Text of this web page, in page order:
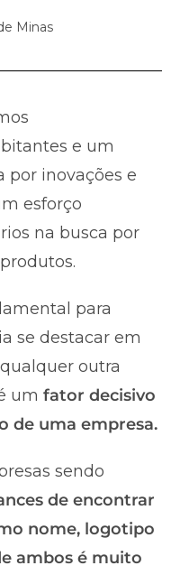
Minas
e um
por inovações e
esforço
na busca por
para
se destacar em
outra
um fator decisivo
de uma empresa.
sendo
de encontrar
nome, logotipo
ambos é muito